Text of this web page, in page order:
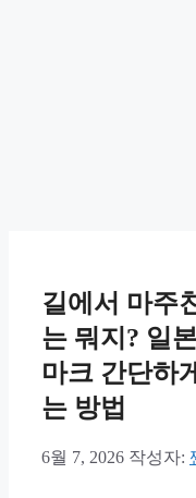
길에서 마주
는 뭐지? 일
마크 간단하
는 방법
6월 7, 2026 작성자: